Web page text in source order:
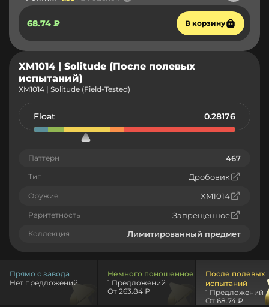
68.74 ₽ В корзину
XM1014 | Solitude (После полевых
испытаний)
XM1014 | Solitude (Field-Tested)
Float 0.28176
Паттерн 467
Тип Дробовик
Оружие XM1014
Раритетность Запрещенное
Коллекция Лимитированный предмет
Прямо с завода
Нет предложений
Немного поношенное
1 Предложений
От 263.84 ₽
После полевых
испытаний
1 Предложений
От 68.74 ₽